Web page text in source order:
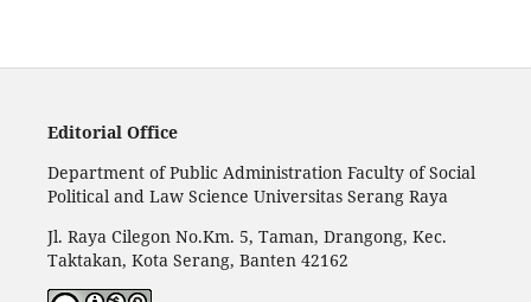
Editorial Office
Department of Public Administration Faculty of Social
Political and Law Science Universitas Serang Raya
Jl. Raya Cilegon No.Km. 5, Taman, Drangong, Kec.
Taktakan, Kota Serang, Banten 42162